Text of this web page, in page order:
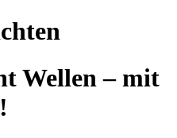
Wellen – mit